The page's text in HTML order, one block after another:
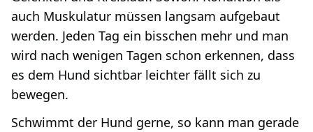
auch Muskulatur müssen langsam aufgebaut
werden. Jeden Tag ein bisschen mehr und man
wird nach wenigen Tagen schon erkennen, dass
es dem Hund sichtbar leichter fällt sich zu
bewegen.
Schwimmt der Hund gerne, so kann man gerade